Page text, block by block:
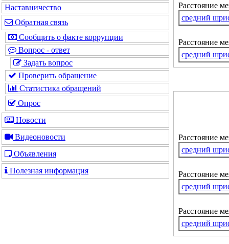
Наставничество
Обратная связь
Сообщить о факте коррупции
Вопрос - ответ
Задать вопрос
Проверить обращение
Статистика обращений
Опрос
Новости
Видеоновости
Объявления
Полезная информация
Расстояние
средний
Расстояние
средний
Расстояние
средний
Расстояние
средний
Расстояние
средний